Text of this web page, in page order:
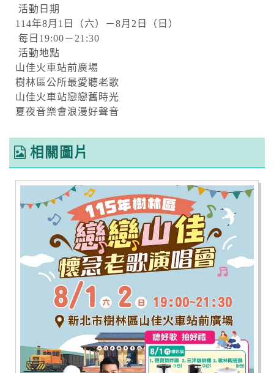
活動日期
114年8月1日（六）－8月2日（日）
每日19:00－21:30
活動地點
山佳火車站前廣場
樹林區公所最愛聽老歌
山佳火車站戀戀舊時光
夏夜音樂會浪漫好聲音
相關圖片